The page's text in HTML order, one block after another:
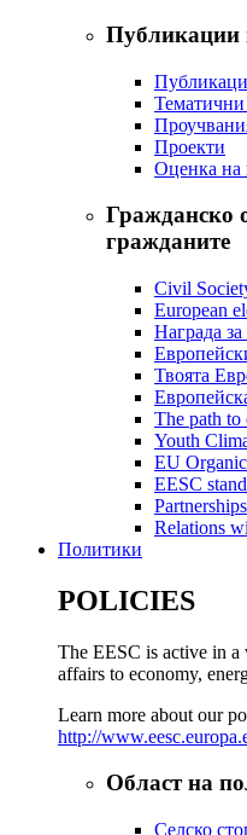
Публикации
Проекти
Оценка на
Гражданско
гражданите
Civil
European
Награда
Твоята
The path
Youth
EU
EESC
Partnerships
Relations
Политики
POLICIES
The EESC is active in a
affairs to economy,
Learn more about our
http://
Област на
Селско